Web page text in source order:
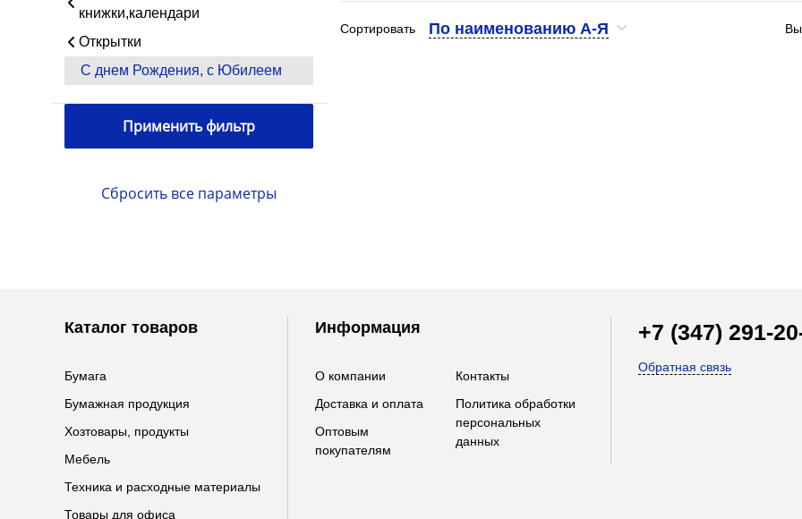
книжки,календари
Открытки
С днем Рождения, с Юбилеем
Сортировать По наименованию А-Я
Каталог товаров
Бумага
Бумажная продукция
Хозтовары, продукты
Мебель
Техника и расходные материалы
Товары для офиса
Информация
О компании
Доставка и оплата
Оптовым
покупателям
Контакты
Политика обработки
персональных
данных
+7 (347) 291-
Обратная связь